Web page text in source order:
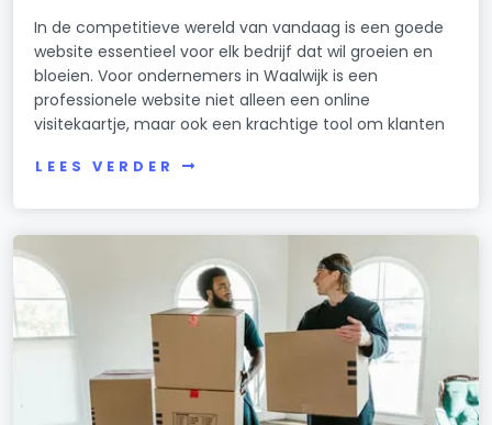
In de competitieve wereld van vandaag is een goede
website essentieel voor elk bedrijf dat wil groeien en
bloeien. Voor ondernemers in Waalwijk is een
professionele website niet alleen een online
visitekaartje, maar ook een krachtige tool om klanten
LEES VERDER